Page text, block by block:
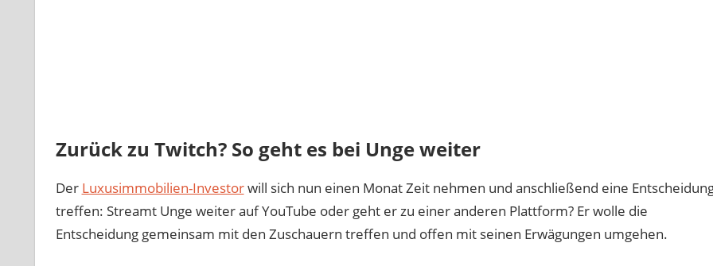
Zurück zu Twitch? So geht es bei Unge weiter
Der Luxusimmobilien-Investorwill sich nun einen Monat Zeit nehmen und anschließend eine
treffen: Streamt Unge weiter auf YouTube oder geht er zu einer anderen Plattform? Er wolle die
Entscheidung gemeinsam mit den Zuschauern treffen und offen mit seinen Erwägungen umgehen.